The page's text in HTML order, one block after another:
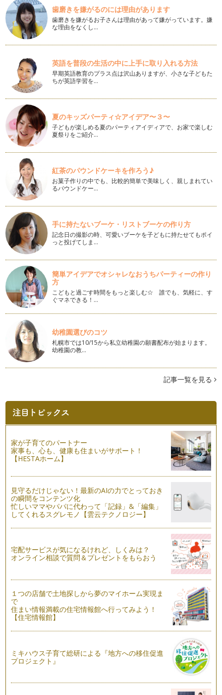
メディカルハーブティーで作るゼリー
だんだん陽射しも初夏を思わせる日が増えてきましたね。 5
月は…
新学期も始まり、そろそろ生活のリズムが戻ってきた頃でしょ
うか。 お休み中は子どもた…
ハーブのプレゼントを贈る
3月は別れの季節。 &nbs…
インテリアにもなるアロマエコディフューザー
精油がココロとカラダに作用する経路は３つあります。 嗅覚
を通じて脳へ 呼吸…
寒い冬には手浴、足浴を
1月も半ばではありますが、新年明けましておめでとうござい
ます。 2013年も引き続…
木の実を使ったかんたんアロマディフューザー
植物の香り、自然の香りは、ストレス社会といわれる今の時
代、…
自然素材を使ったミツロウクリームアレンジ編
前回、ミツロウをベースとしたクリームの作り方をご紹介しま
したが、今回は、ちょっとアレンジを…
自然素材でハンドクリームを作ろう
いよいよ寒くなってくると、お肌の乾燥が気になりますよね？
特…
アロマでバスタイム
秋の装いが濃くなってきた街中、吹く風もだんだん冷たくな
り、一日の疲れをリセットす…
アロマで家事タイムを楽しく♪
植物から抽出した精油には抗菌作用があります。 前回に引き
続き、精油の抗菌…
の抗菌作用を消臭…
いつものお風呂をもっと楽しむアロマ＆ハーブのバスフィズ作
長かった夏休みも終わり、そろそろ日常に戻りつつある我が
家。 そんな我が家で年中大活…
ハーブで作る家庭の味
いることと思います。 …
夏にカラダが欲するハーブティー
などの芳香植物は…
ハーブで夏の食卓をひと工夫
７月も半ばになり、太陽の照りつける暑い日がまぶしく蒸し暑
ハーブの押し花クラフト作り
今回は、前回作ったハーブの押し花を使った簡単なクラフト作
りをご紹介します。 …
梅雨入りしたこの頃も我が家のハーブはすくすくと伸びていま
おしゃれで爽やか。ハーブで遊ぶ
爽やかな風が吹く日もあれば、ジリジリと照りつける太陽が眩
しい日もあり、そし…
歯磨きを嫌がるのには理由があります
歯磨きを嫌がるお子さんは理由があって嫌がっています。嫌
な理由をなくし…
英語を普段の生活の中に上手に取り入れる方法
早期英語教育のプラス点は沢山ありますが、小さな子どもた
ちが英語学習を…
夏のキッズパーティ☆アイデア〜３〜
子どもが楽しめる夏のパーティアイディアで、お家で楽しむ
夏祭りをご紹介…
紅茶のパウンドケーキを作ろう♪
お菓子作りの中でも、比較的簡単で美味しく、親しまれてい
るパウンドケー…
手に持たないブーケ・リストブーケの作り方
記念日の撮影の時、可愛いブーケを子どもに持たせてもポイ
っと投げてしま…
簡単アイデアでオシャレなおうちパーティーの作り
方
こどもと過ごす時間をもっと楽しむ☆ 誰でも、気軽に、す
ぐマネできる！…
幼稚園選びのコツ
札幌市では10/15から私立幼稚園の願書配布が始まります。
幼稚園の教…
記事一覧を見る
家が子育てのパートナー
家事も、心も、健康も住まいがサポート！
【HESTAホーム】
見守るだけじゃない！最新のAIの力でとっておき
の瞬間をコンテンツ化
忙しいママやパパに代わって「記録」&「編集」
してくれるスグレモノ【雲云テクノロジー】
宅配サービスが気になるけれど、しくみは？
オンライン相談で質問＆プレゼントをもらおう
１つの店舗で土地探しから夢のマイホーム実現ま
で
住まい情報満載の住宅情報館へ行ってみよう！
【住宅情報館】
ミキハウス子育て総研による『地方への移住促進
プロジェクト』